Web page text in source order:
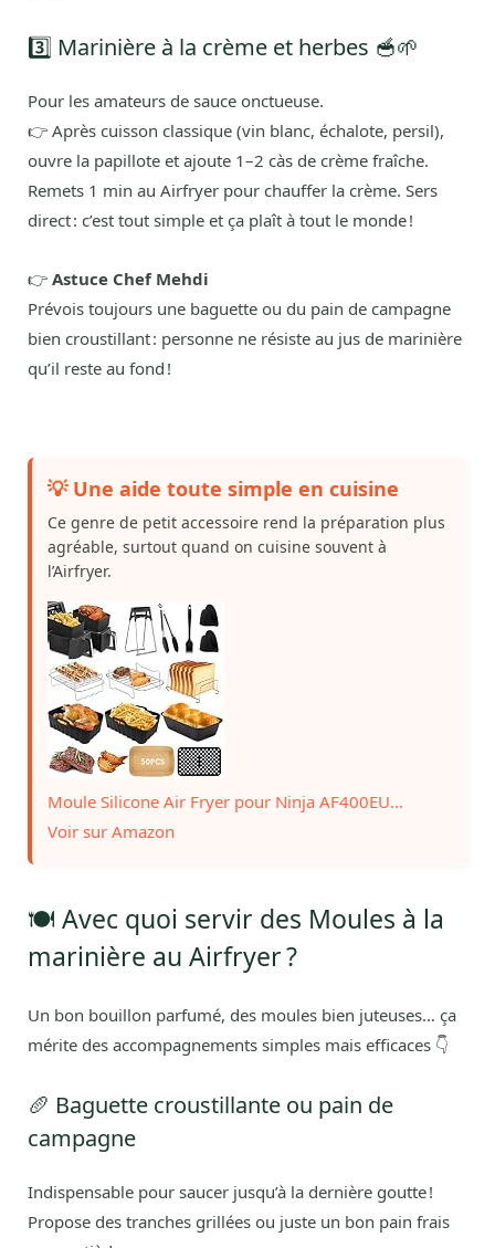
3️⃣ Marinière à la crème et herbes 🥣🌱
Pour les amateurs de sauce onctueuse.
👉 Après cuisson classique (vin blanc, échalote, persil),
ouvre la papillote et ajoute 1–2 càs de crème fraîche.
Remets 1 min au Airfryer pour chauffer la crème. Sers
direct : c’est tout simple et ça plaît à tout le monde !
👉 Astuce Chef Mehdi
Prévois toujours une baguette ou du pain de campagne
bien croustillant : personne ne résiste au jus de marinière
qu’il reste au fond !
💡 Une aide toute simple en cuisine
Ce genre de petit accessoire rend la préparation plus
agréable, surtout quand on cuisine souvent à
l’Airfryer.
Moule Silicone Air Fryer pour Ninja AF400EU...
Voir sur Amazon
🍽️ Avec quoi servir des Moules à la
marinière au Airfryer ?
Un bon bouillon parfumé, des moules bien juteuses… ça
mérite des accompagnements simples mais efficaces 👇
🥖 Baguette croustillante ou pain de
campagne
Indispensable pour saucer jusqu’à la dernière goutte !
Propose des tranches grillées ou juste un bon pain frais